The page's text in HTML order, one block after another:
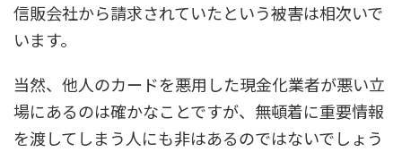
信販会社から請求されていたという被害は相次いで
います。
当然、他人のカードを悪用した現金化業者が悪い立
場にあるのは確かなことですが、無頓着に重要情報
を渡してしまう人にも非はあるのではないでしょう